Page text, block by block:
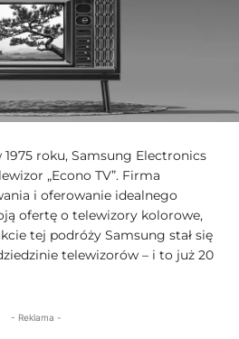
roku, Samsung Electronics
„Econo TV”. Firma
i oferowanie idealnego
ofertę o telewizory kolorowe,
tej podróży Samsung stał się
telewizorów – i to już 20
- Reklama -